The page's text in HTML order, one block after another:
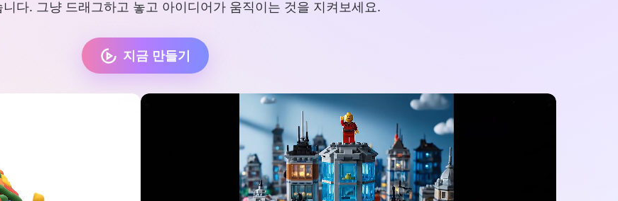
다. 그냥 드래그하고 놓고 아이디어가 움직이는 것을 지켜보세요.
지금 만들기